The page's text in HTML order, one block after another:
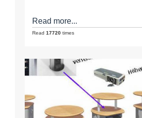
Read more...
Read 17720 times